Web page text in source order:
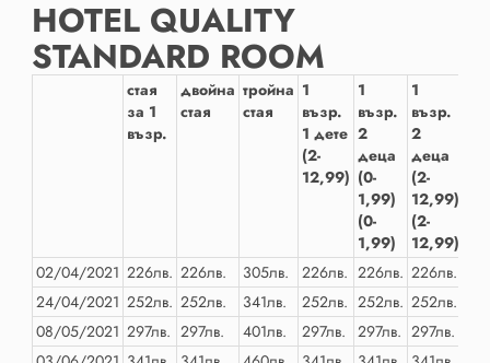
HOTEL QUALITY
STANDARD ROOM
стая
за 1
възр.
двойна
стая
тройна
стая
1
възр.
1 дете
(2-
12,99)
1
възр.
2
деца
(0-
1,99)
(0-
1,99)
1
възр.
2
деца
(2-
12,99)
(2-
12,99)
02/04/2021 226лв. 226лв. 305лв. 226лв. 226лв. 226лв.
24/04/2021 252лв. 252лв. 341лв. 252лв. 252лв. 252лв.
08/05/2021 297лв. 297лв. 401лв. 297лв. 297лв. 297лв.